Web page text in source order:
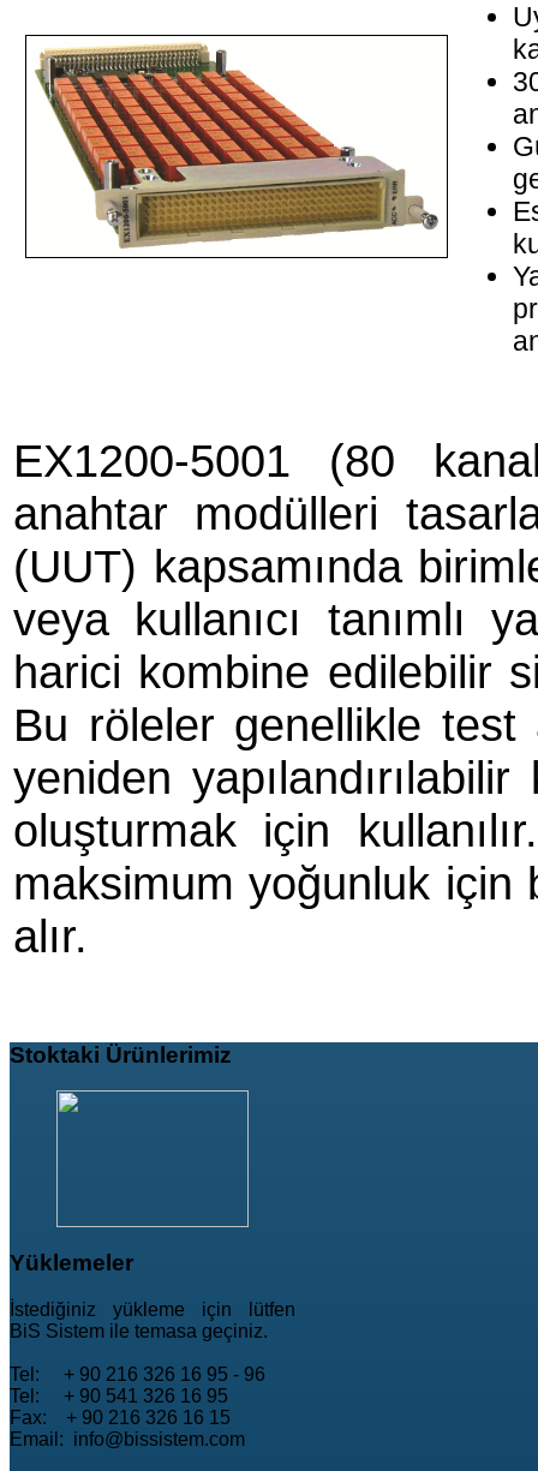
EX1200-5001 (80
anahtar modülleri
(UUT) kapsamında
veya kullanıcı tanımlı
harici kombine edilebilir
Bu röleler genellikle test
yeniden
oluşturmak için
maksimum yoğunluk
alır.
Stoktaki Ürünlerimiz
Yüklemeler
İstediğiniz yükleme için lütfen
BiS Sistem ile temasa geçiniz.
Tel: + 90 216 326 16 95 - 96
Tel: + 90 541 326 16 95
Fax: + 90 216 326 16 15
Email: info@bissistem.com